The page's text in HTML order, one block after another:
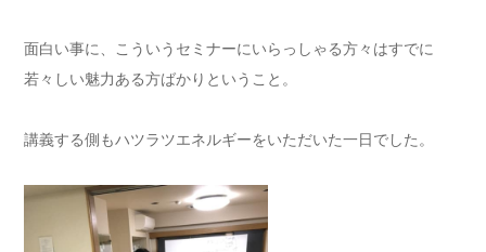
面白い事に、こういうセミナーにいらっしゃる方々はすでに
若々しい魅力ある方ばかりということ。
講義する側もハツラツエネルギーをいただいた一日でした。